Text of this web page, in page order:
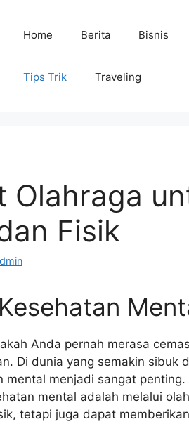
Home Berita Bisnis
Tips Trik Traveling
Olahraga
Fisik
Anda pernah merasa
Di dunia yang semakin sibuk
mental menjadi sangat
mental adalah melalui
tetapi juga dapat